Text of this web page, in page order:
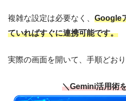
複雑な設定は必要なく、 Google
ていればすぐに連携可能です。
実際の画面を開いて、手順どお
＼Gemini活用術